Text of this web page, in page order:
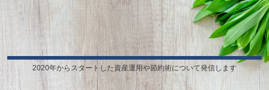
2020年からスタートした資産運用や節約術について発信します